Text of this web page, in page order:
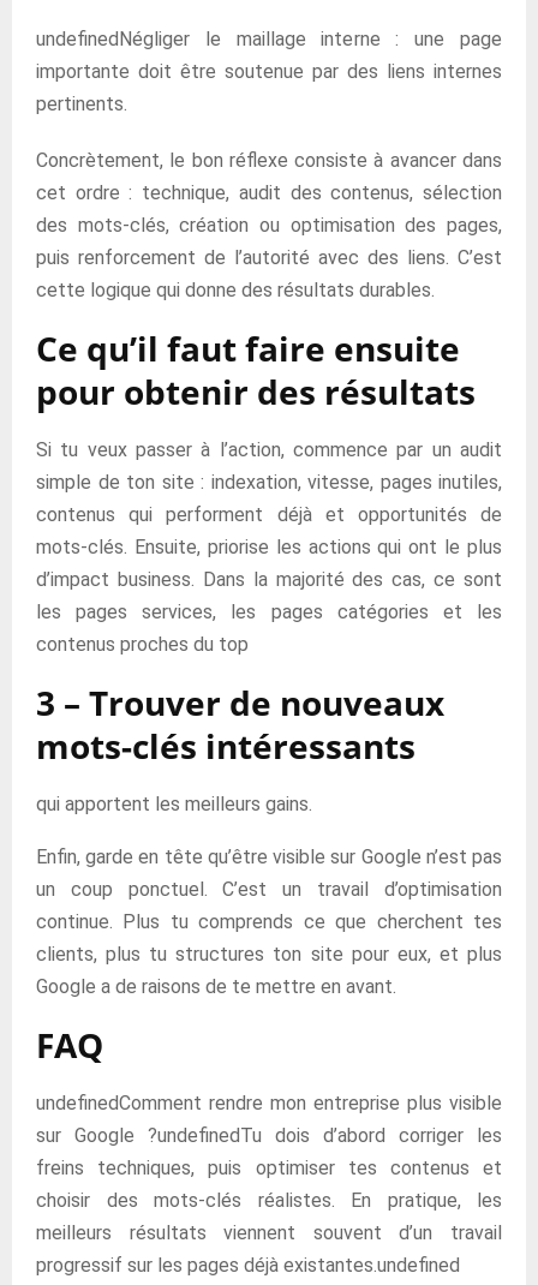
undefinedNégliger le maillage interne : une page
importante doit être soutenue par des liens internes
pertinents.
Concrètement, le bon réflexe consiste à avancer dans
cet ordre : technique, audit des contenus, sélection
des mots-clés, création ou optimisation des pages,
puis renforcement de l’autorité avec des liens. C’est
cette logique qui donne des résultats durables.
Ce qu’il faut faire ensuite
pour obtenir des résultats
Si tu veux passer à l’action, commence par un audit
simple de ton site : indexation, vitesse, pages inutiles,
contenus qui performent déjà et opportunités de
mots-clés. Ensuite, priorise les actions qui ont le plus
d’impact business. Dans la majorité des cas, ce sont
les pages services, les pages catégories et les
contenus proches du top
3 – Trouver de nouveaux
mots-clés intéressants
qui apportent les meilleurs gains.
Enfin, garde en tête qu’être visible sur Google n’est pas
un coup ponctuel. C’est un travail d’optimisation
continue. Plus tu comprends ce que cherchent tes
clients, plus tu structures ton site pour eux, et plus
Google a de raisons de te mettre en avant.
FAQ
undefinedComment rendre mon entreprise plus visible
sur Google ?undefinedTu dois d’abord corriger les
freins techniques, puis optimiser tes contenus et
choisir des mots-clés réalistes. En pratique, les
meilleurs résultats viennent souvent d’un travail
progressif sur les pages déjà existantes.undefined